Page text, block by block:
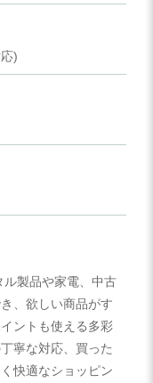
)
製品や家電、中古
、欲しい商品がす
ントも使える多彩
寧な対応、買った
快適なショッピン